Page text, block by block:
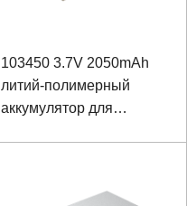
103450 3.7V 2050mAh
литий-полимерный
аккумулятор для